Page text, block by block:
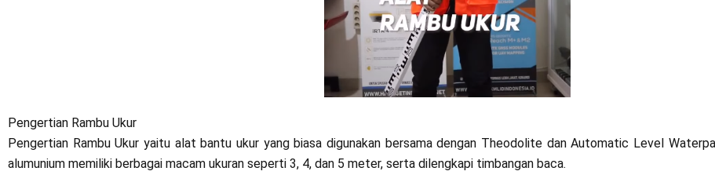
Pengertian Rambu Ukur
Pengertian Rambu Ukur yaitu alat bantu ukur yang biasa digunakan bersama dengan Theodolite dan Automatic Level
alumunium memiliki berbagai macam ukuran seperti 3, 4, dan 5 meter, serta dilengkapi timbangan baca.